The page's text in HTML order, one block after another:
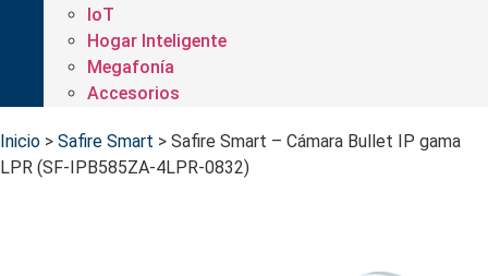
IoT
Hogar Inteligente
Megafonía
Accesorios
Inicio > Safire Smart > Safire Smart – Cámara Bullet IP gama
LPR (SF-IPB585ZA-4LPR-0832)